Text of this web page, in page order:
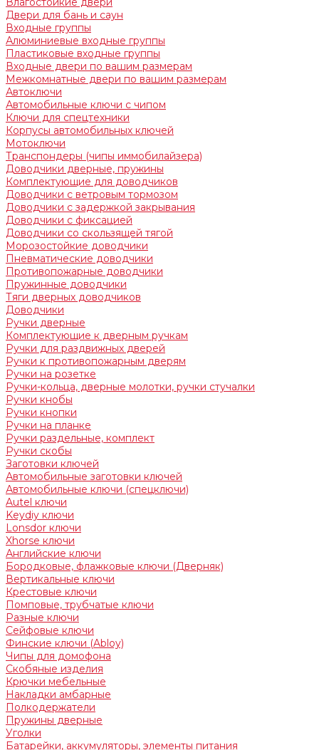
Двери для бань и саун
Входные группы
Алюминиевые входные группы
Пластиковые входные группы
Входные двери по вашим размерам
Межкомнатные двери по вашим размерам
Автоключи
Автомобильные ключи с чипом
Ключи для спецтехники
Корпусы автомобильных ключей
Мотоключи
Транспондеры (чипы иммобилайзера)
Доводчики дверные, пружины
Комплектующие для доводчиков
Доводчики с ветровым тормозом
Доводчики с задержкой закрывания
Доводчики с фиксацией
Доводчики со скользящей тягой
Морозостойкие доводчики
Пневматические доводчики
Противопожарные доводчики
Пружинные доводчики
Тяги дверных доводчиков
Доводчики
Ручки дверные
Комплектующие к дверным ручкам
Ручки для раздвижных дверей
Ручки к противопожарным дверям
Ручки на розетке
Ручки-кольца, дверные молотки, ручки стучалки
Ручки кнобы
Ручки кнопки
Ручки на планке
Ручки раздельные, комплект
Ручки скобы
Заготовки ключей
Автомобильные заготовки ключей
Автомобильные ключи (спецключи)
Autel ключи
Keydiy ключи
Lonsdor ключи
Xhorse ключи
Английские ключи
Бородковые, флажковые ключи (Дверняк)
Вертикальные ключи
Крестовые ключи
Помповые, трубчатые ключи
Разные ключи
Сейфовые ключи
Финские ключи (Abloy)
Чипы для домофона
Скобяные изделия
Крючки мебельные
Накладки амбарные
Полкодержатели
Пружины дверные
Уголки
Батарейки, аккумуляторы, элементы питания